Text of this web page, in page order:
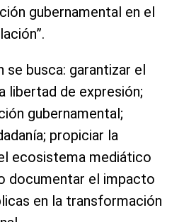
gubernamental en el
se busca: garantizar el
libertad de expresión;
gubernamental;
propiciar la
ecosistema mediático
documentar el impacto
en la transformación